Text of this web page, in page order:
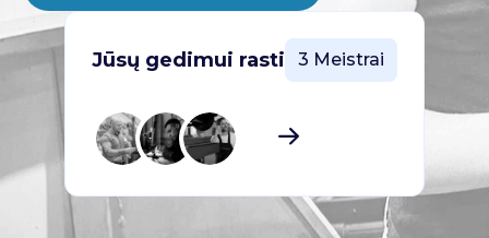
Jūsų gedimui rasti 3 Meistrai